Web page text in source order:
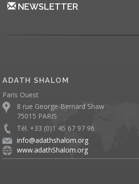
NEWSLETTER
ADATH SHALOM
Paris Ouest
8 rue George-Bernard Shaw
75015 PARIS
Tél. +33 (0)1 45 67 97 96
info@adathshalom.org
www.adathShalom.org